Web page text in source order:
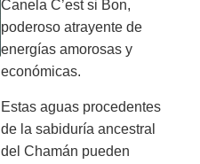
Canela C’est si Bon,
poderoso atrayente de
energías amorosas y
económicas.
Estas aguas procedentes
de la sabiduría ancestral
del Chamán pueden